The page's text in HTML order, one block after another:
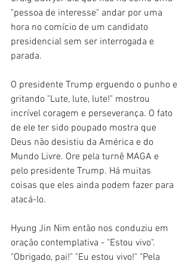
"pessoa de interesse" andar por uma
hora no comício de um candidato
presidencial sem ser interrogada e
parada.
O presidente Trump erguendo o punho e
gritando "Lute, lute, lute!" mostrou
incrível coragem e perseverança. O fato
de ele ter sido poupado mostra que
Deus não desistiu da América e do
Mundo Livre. Ore pela turnê MAGA e
pelo presidente Trump. Há muitas
coisas que eles ainda podem fazer para
atacá-lo.
Hyung Jin Nim então nos conduziu em
oração contemplativa - "Estou vivo".
"Obrigado, pai!" "Eu estou vivo!" "Pela